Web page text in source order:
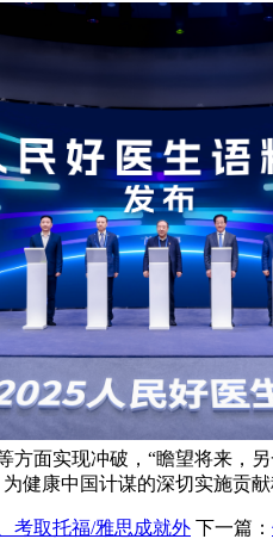
方面实现冲破，“瞻望将来，
健康中国计谋的深切实施贡
考取托福/雅思成就外 下一篇：